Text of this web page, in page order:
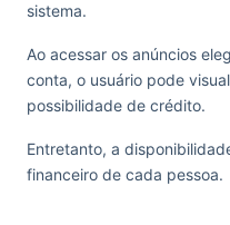
sistema.
Ao acessar os anúncios
conta, o usuário pode
possibilidade de crédito.
Entretanto, a
financeiro de cada pessoa.